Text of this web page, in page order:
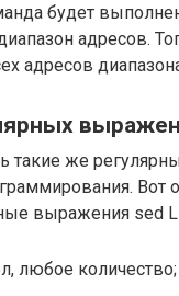
будет
адресов.
адресов
такие же
Вот
выражения sed
любое количество;